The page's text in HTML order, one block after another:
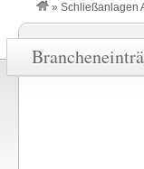
» Schließanlagen